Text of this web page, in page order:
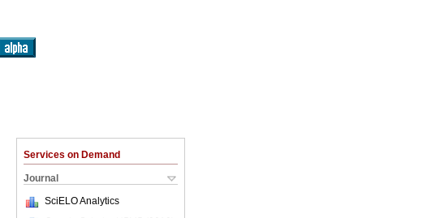
Services on Demand
Journal
SciELO Analytics